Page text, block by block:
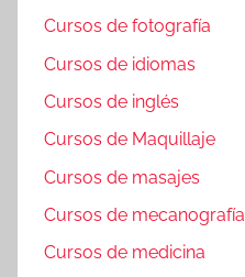
Cursos de fotografía
Cursos de idiomas
Cursos de inglés
Cursos de Maquillaje
Cursos de masajes
Cursos de mecanografía
Cursos de medicina